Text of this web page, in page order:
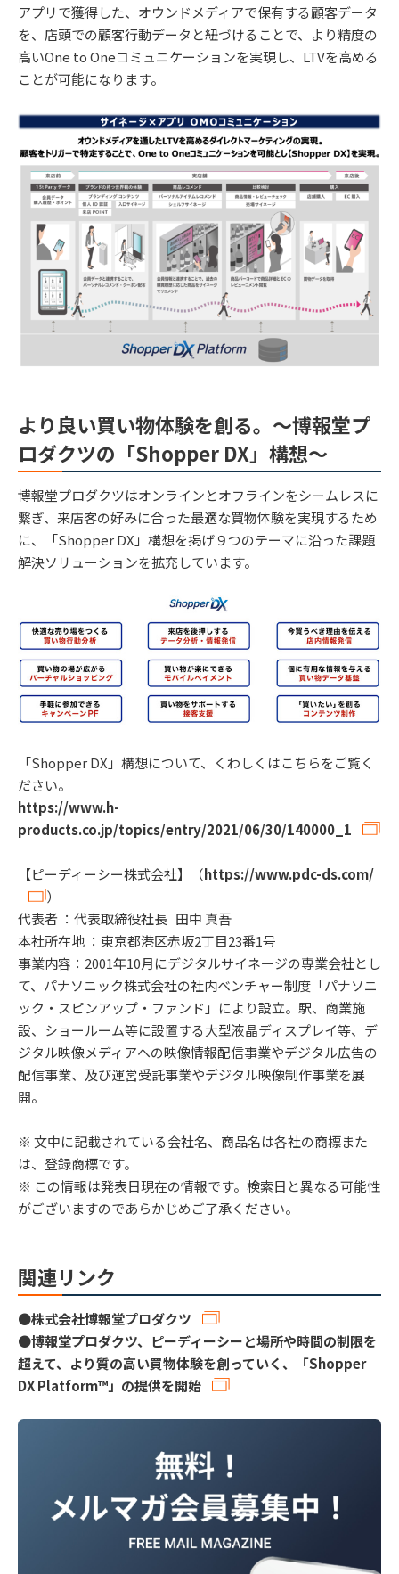
アプリで獲得した、オウンドメディアで保有する顧客データ
を、店頭での顧客行動データと紐づけることで、より精度の
高いOne to Oneコミュニケーションを実現し、LTVを高める
ことが可能になります。
より良い買い物体験を創る。〜博報堂プ
ロダクツの「Shopper DX」構想〜
博報堂プロダクツはオンラインとオフラインをシームレスに
繋ぎ、来店客の好みに合った最適な買物体験を実現するため
に、「Shopper DX」構想を掲げ９つのテーマに沿った課題
解決ソリューションを拡充しています。
「Shopper DX」構想について、くわしくはこちらをご覧く
ださい。
https://www.h-
products.co.jp/topics/entry/2021/06/30/140000_1
【ピーディーシー株式会社】（https://www.pdc-ds.com/
）
代表者 ：代表取締役社長 田中 真吾
本社所在地 ：東京都港区赤坂2丁目23番1号
事業内容：2001年10月にデジタルサイネージの専業会社とし
て、パナソニック株式会社の社内ベンチャー制度「パナソニ
ック・スピンアップ・ファンド」により設立。駅、商業施
設、ショールーム等に設置する大型液晶ディスプレイ等、デ
ジタル映像メディアへの映像情報配信事業やデジタル広告の
配信事業、及び運営受託事業やデジタル映像制作事業を展
開。
※ 文中に記載されている会社名、商品名は各社の商標また
は、登録商標です。
※ この情報は発表日現在の情報です。検索日と異なる可能性
がございますのであらかじめご了承ください。
関連リンク
●株式会社博報堂プロダクツ
●博報堂プロダクツ、ピーディーシーと場所や時間の制限を
超えて、より質の高い買物体験を創っていく、「Shopper
DX Platform™」の提供を開始